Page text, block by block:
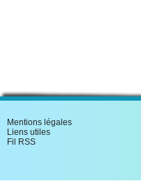
Mentions légales
Liens utiles
Fil RSS